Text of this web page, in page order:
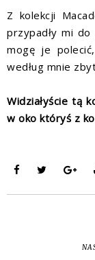
Z kolekcji
przypadły mi
mogę je
według mnie
Widziałyście tą
w oko któryś z